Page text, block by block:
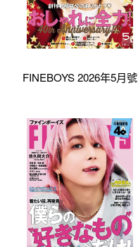
FINEBOYS 2026年5月號